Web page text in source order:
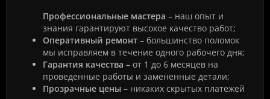
Профессиональные мастера – наш опыт и
знания гарантируют высокое качество работ;
Оперативный ремонт – большинство поломок
мы исправляем в течение одного рабочего дня;
Гарантия качества – от 1 до 6 месяцев на
проведенные работы и замененные детали;
Прозрачные цены – никаких скрытых платежей